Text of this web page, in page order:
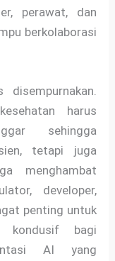
perawat, dan
berkolaborasi
harus
sehingga
tetapi juga
menghambat
developer,
penting untuk
kondusif bagi
AI yang